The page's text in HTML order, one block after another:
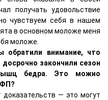
получать удовольствие
чувствуем себя в нашем
в основном моложе меня
моложе.
обратили внимание, что
закончили сезон
бедра. Это можно
— это могут